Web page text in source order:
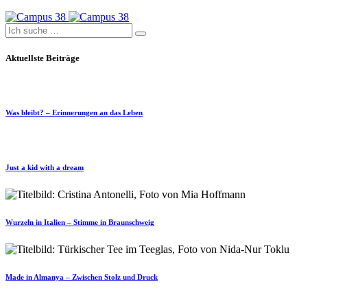
Aktuellste Beiträge
Was bleibt? – Erinnerungen an das Leben
Just a kid with a dream
Wurzeln in Italien – Stimme in Braunschweig
Made in Almanya – Zwischen Stolz und Druck